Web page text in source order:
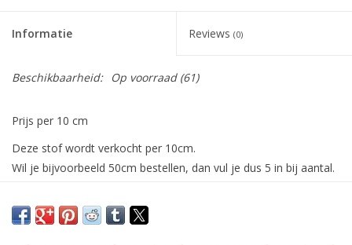
Informatie Reviews (0)
Beschikbaarheid: Op voorraad(61)
Prijs per 10 cm
Deze stof wordt verkocht per 10cm.
Wil je bijvoorbeeld 50cm bestellen, dan vul je dus 5 in bij aantal.
Heerlijk zachte licht rekbare spons See